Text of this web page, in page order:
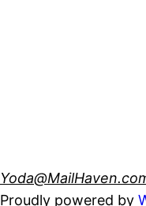
Proudly powered by